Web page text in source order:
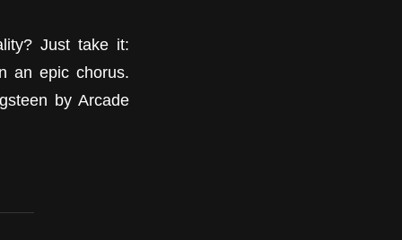
Just take it:
an epic chorus.
by Arcade